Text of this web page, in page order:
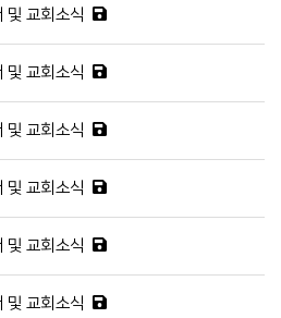
교회소식
교회소식
교회소식
교회소식
교회소식
교회소식